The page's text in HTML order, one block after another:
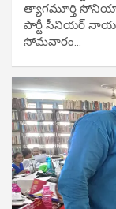
త్యాగమూర్తి సోనియా
పార్టీ సీనియ‌ర్
సోమవారం…